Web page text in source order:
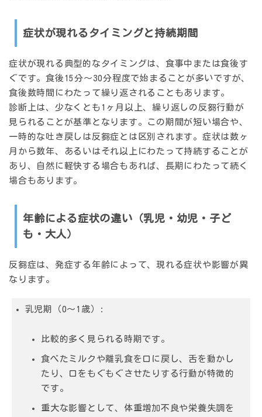
症状が現れるタイミングと持続期間
症状が現れる典型的なタイミングは、 食事中または食後す
ぐ です。食後15分〜30分程度で始まることが多いですが、
食後数時間にわたって繰り返されることもあります。
診断上は、 少なくとも1ヶ月以上、繰り返しの反芻行動が
見られることが基準となります。この期間が短い場合や、
一時的な吐き戻しは反芻症とは区別されます。症状は数ヶ
月から数年、あるいはそれ以上にわたって持続することが
あり、自然に軽快する場合もあれば、長期にわたって続く
場合もあります。
年齢による症状の違い（乳児・幼児・子ど
も・大人）
反芻症は、発症する年齢によって、現れる症状や影響が異
なります。
乳児期（0〜1歳） :
比較的多く見られる時期です。
食べたミルクや離乳食を口に戻し、舌を動かし
たり、口をもぐもぐさせたりする行動が特徴的
です。
重大な影響として、 体重増加不良や 栄養失調を